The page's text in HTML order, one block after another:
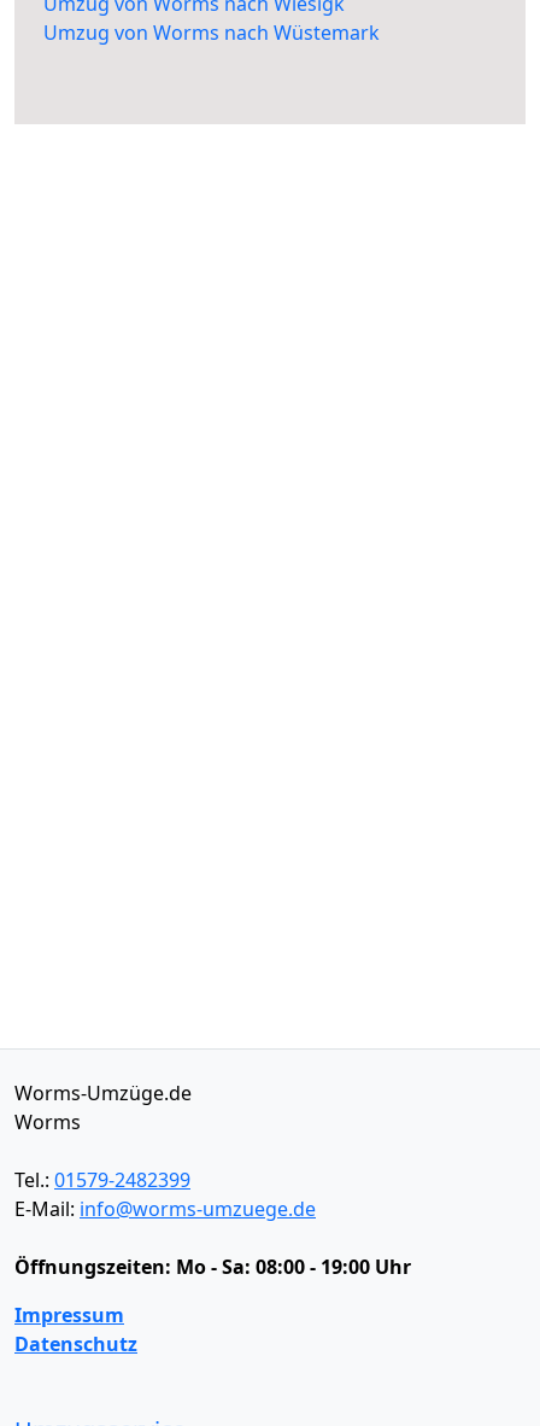
Umzug von Worms nach Wüstemark
Worms-Umzüge.de
Worms
Tel.: 01579-2482399
E-Mail: info@worms-umzuege.de
Öffnungszeiten: Mo - Sa: 08:00 - 19:00 Uhr
Impressum
Datenschutz